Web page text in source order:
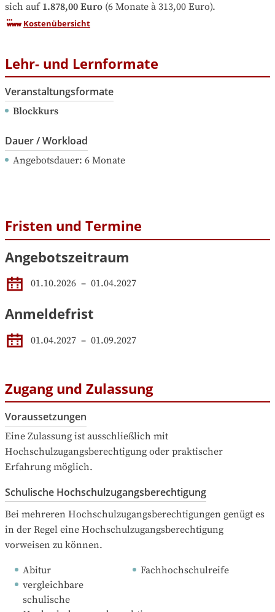
sich auf 1.878,00 Euro (6 Monate à 313,00 Euro).
Kostenübersicht
Lehr- und Lernformate
Veranstaltungsformate
Blockkurs
Dauer / Workload
Angebotsdauer: 6 Monate
Fristen und Termine
Angebotszeitraum
01.10.2026 – 01.04.2027
Anmeldefrist
01.04.2027 – 01.09.2027
Zugang und Zulassung
Voraussetzungen
Eine Zulassung ist ausschließlich mit
Hochschulzugangsberechtigung oder praktischer
Erfahrung möglich.
Schulische Hochschulzugangsberechtigung
Bei mehreren Hochschulzugangsberechtigungen genügt es
in der Regel eine Hochschulzugangsberechtigung
vorweisen zu können.
Abitur
Fachhochschulreife
vergleichbare
schulische